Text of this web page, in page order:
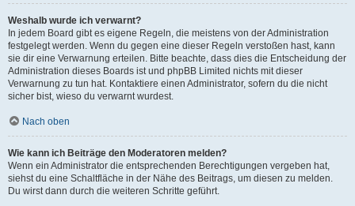
Weshalb wurde ich verwarnt?
In jedem Board gibt es eigene Regeln, die meistens von der Administration
festgelegt werden. Wenn du gegen eine dieser Regeln verstoßen hast, kann
sie dir eine Verwarnung erteilen. Bitte beachte, dass dies die Entscheidung der
Administration dieses Boards ist und phpBB Limited nichts mit dieser
Verwarnung zu tun hat. Kontaktiere einen Administrator, sofern du die nicht
sicher bist, wieso du verwarnt wurdest.
Nach oben
Wie kann ich Beiträge den Moderatoren melden?
Wenn ein Administrator die entsprechenden Berechtigungen vergeben hat,
siehst du eine Schaltfläche in der Nähe des Beitrags, um diesen zu melden.
Du wirst dann durch die weiteren Schritte geführt.